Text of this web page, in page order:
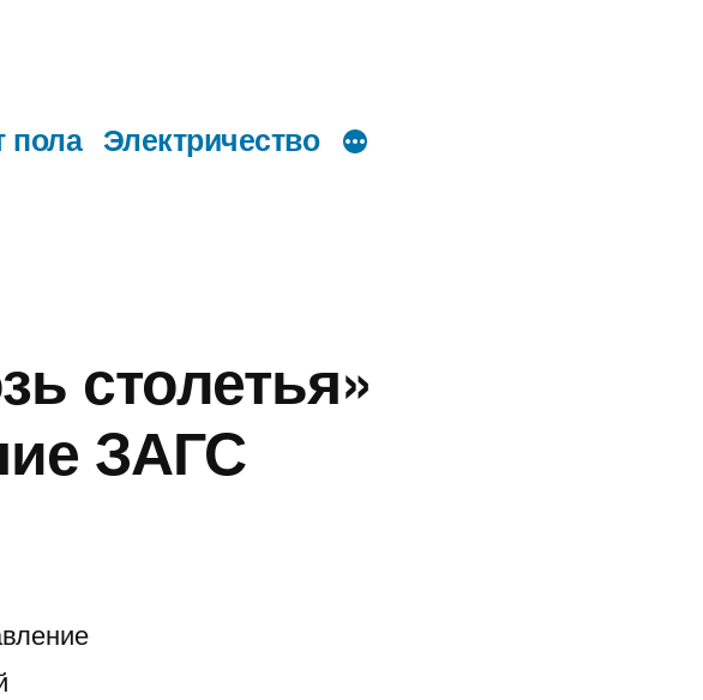
пола Электричество
столетья»
ЗАГС